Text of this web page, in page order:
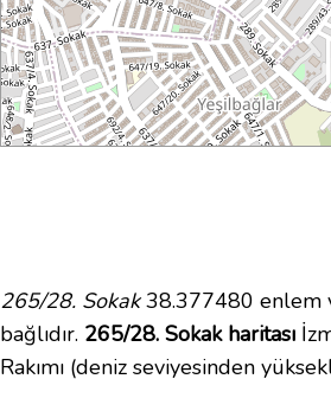
265/28. Sokak38.377480 enlem
bağlıdır. 265/28. Sokak haritası
Rakımı (deniz seviyesinden